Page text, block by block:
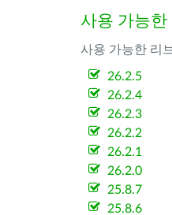
사용 가능한
사용 가능한 리
26.2.5
26.2.4
26.2.3
26.2.2
26.2.1
26.2.0
25.8.7
25.8.6